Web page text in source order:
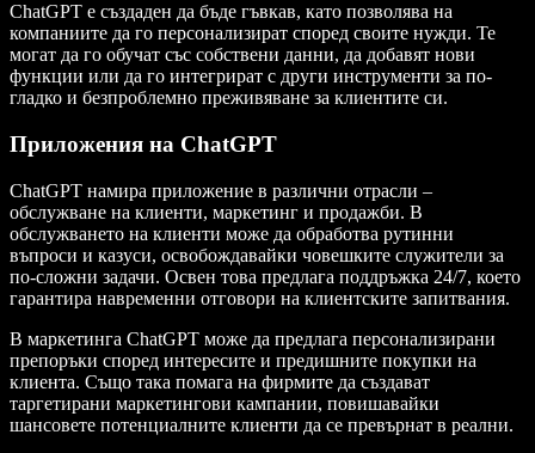
ChatGPT е създаден да бъде гъвкав, като позволява на
компаниите да го персонализират според своите нужди. Те
могат да го обучат със собствени данни, да добавят нови
функции или да го интегрират с други инструменти за по-
гладко и безпроблемно преживяване за клиентите си.
Приложения на ChatGPT
ChatGPT намира приложение в различни отрасли –
обслужване на клиенти, маркетинг и продажби. В
обслужването на клиенти може да обработва рутинни
въпроси и казуси, освобождавайки човешките служители за
по-сложни задачи. Освен това предлага поддръжка 24/7, което
гарантира навременни отговори на клиентските запитвания.
В маркетинга ChatGPT може да предлага персонализирани
препоръки според интересите и предишните покупки на
клиента. Също така помага на фирмите да създават
таргетирани маркетингови кампании, повишавайки
шансовете потенциалните клиенти да се превърнат в реални.